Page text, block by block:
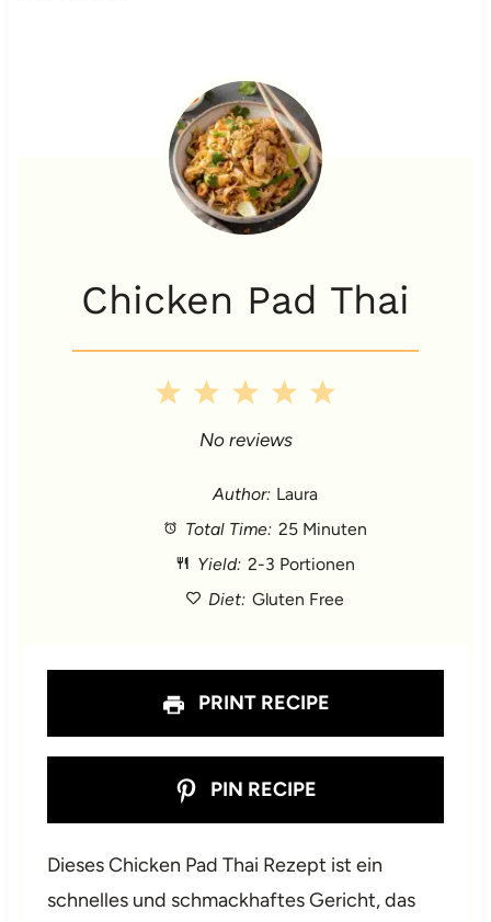
Chicken Pad Thai
5
a
4
t
a
3
S
t
a
2
S
t
a
1
a
No reviews
Author: Laura
Total Time: 25 Minuten
Yield: 2-3 Portionen
Diet: Gluten Free
PRINT RECIPE
PIN RECIPE
Dieses Chicken Pad Thai Rezept ist ein
schnelles und schmackhaftes Gericht, das